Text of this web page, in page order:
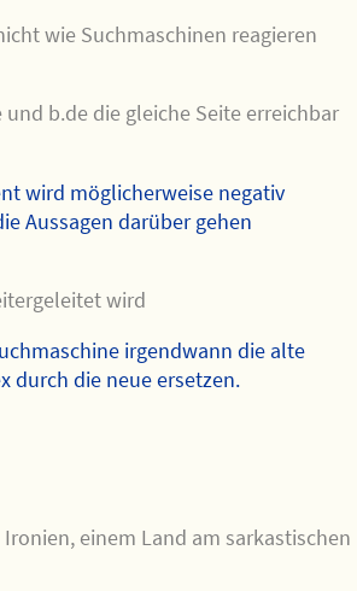
wie Suchmaschinen reagieren
und b.de die gleiche Seite erreichbar
wird möglicherweise negativ
Aussagen darüber gehen
wird
irgendwann die alte
durch die neue ersetzen.
einem Land am sarkastischen